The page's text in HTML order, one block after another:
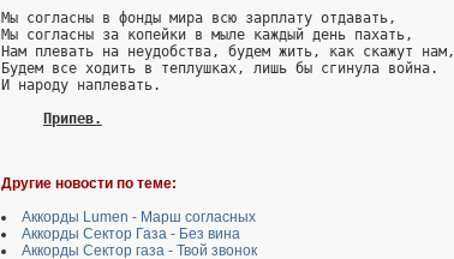
Мы согласны в фонды мира всю зарплату отдавать,
Мы согласны за копейки в мыле каждый день пахать,
Нам плевать на неудобства, будем жить, как скажут нам,
Будем все ходить в теплушках, лишь бы сгинула война.
И народу наплевать.
Припев.
Другие новости по теме:
Аккорды Lumen - Марш согласных
Аккорды Сектор Газа - Без вина
Аккорды Сектор газа - Твой звонок